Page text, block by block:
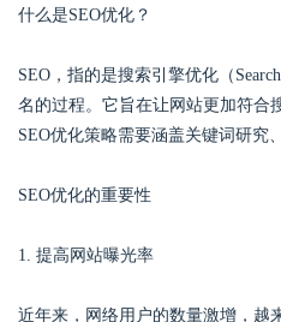
什么是SEO优化？
SEO，指的是搜索引擎优化（
名的过程。它旨在让网站更加符合
SEO优化策略需要涵盖关键词研究
SEO优化的重要性
1. 提高网站曝光率
近年来，网络用户的数量激增，越